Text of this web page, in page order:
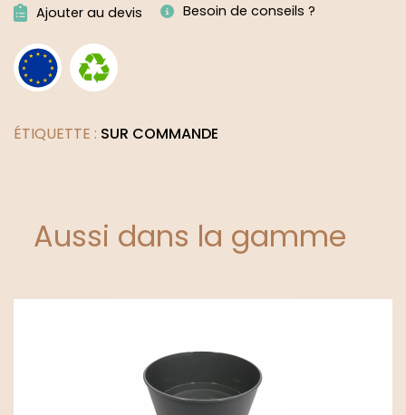
Ajouter au devis Besoin de conseils ?
ÉTIQUETTE : SUR COMMANDE
Aussi dans la gamme